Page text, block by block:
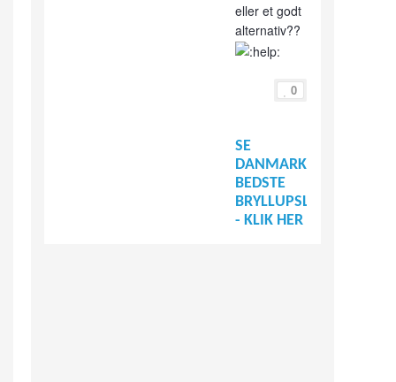
eller et godt
alternativ??
0
SE
DANMARKS
BEDSTE
- KLIK HER